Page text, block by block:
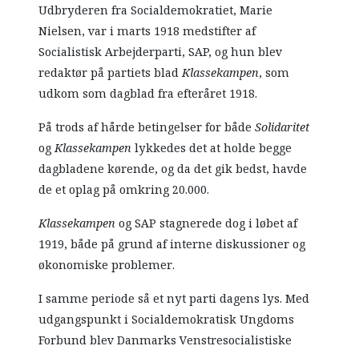
Udbryderen fra Socialdemokratiet, Marie
Nielsen, var i marts 1918 medstifter af
Socialistisk Arbejderparti, SAP, og hun blev
redaktør på partiets bladKlassekampen, som
udkom som dagblad fra efteråret 1918.
På trods af hårde betingelser for bådeSolidaritet
ogKlassekampenlykkedes det at holde begge
dagbladene kørende, og da det gik bedst, havde
de et oplag på omkring 20.000.
Klassekampenog SAP stagnerede dog i løbet af
1919, både på grund af interne diskussioner og
økonomiske problemer.
I samme periode så et nyt parti dagens lys. Med
udgangspunkt i Socialdemokratisk Ungdoms
Forbund blev Danmarks Venstresocialistiske